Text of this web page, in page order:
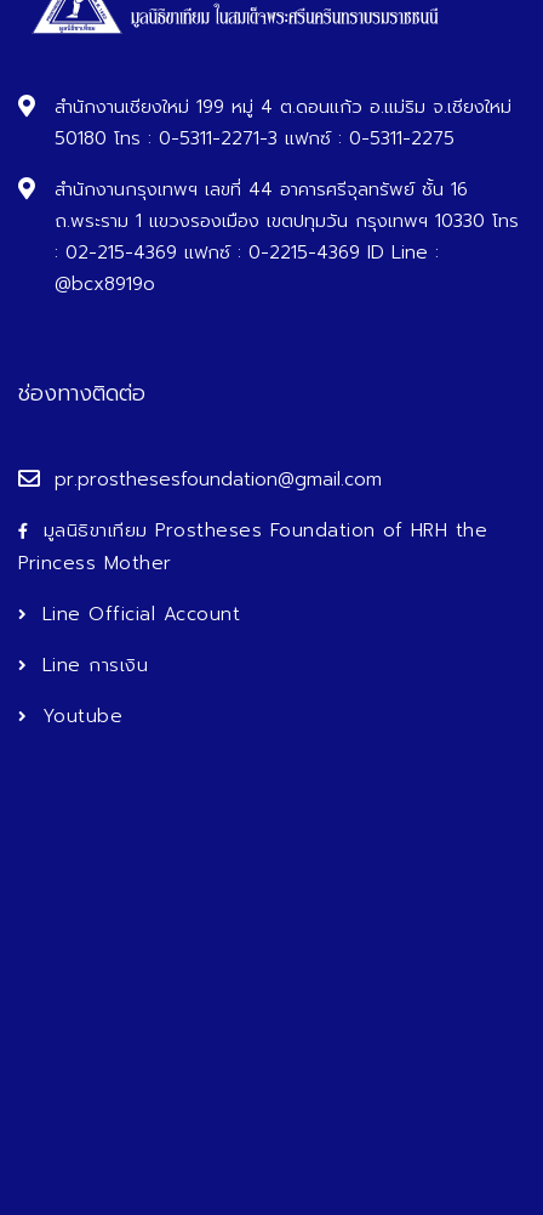
สำนักงานเชียงใหม่ 199 หมู่ 4 ต.ดอนแก้ว อ.แม่ริม จ.เชียงใหม่
50180 โทร : 0-5311-2271-3 แฟกซ์ : 0-5311-2275
สำนักงานกรุงเทพฯ เลขที่ 44 อาคารศรีจุลทรัพย์ ชั้น 16
ถ.พระราม 1 แขวงรองเมือง เขตปทุมวัน กรุงเทพฯ 10330 โทร
: 02-215-4369 แฟกซ์ : 0-2215-4369 ID Line :
@bcx8919o
ช่องทางติดต่อ
pr.prosthesesfoundation@gmail.com
มูลนิธิขาเทียม Prostheses Foundation of HRH the
Princess Mother
Line Official Account
Line การเงิน
Youtube